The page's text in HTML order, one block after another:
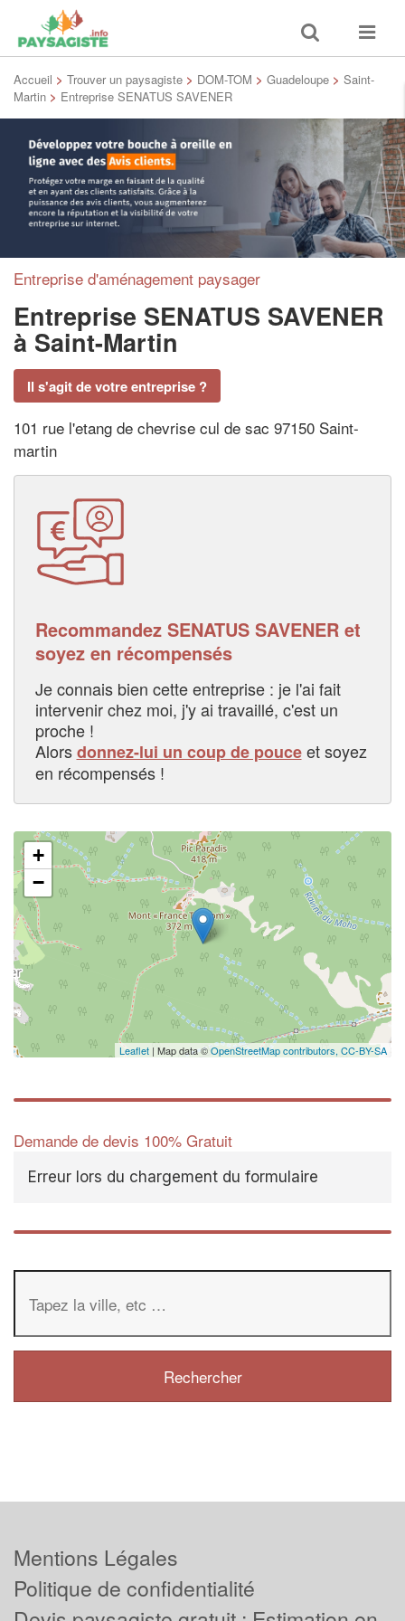
Toggle
search
Toggle
Accueil > Trouver un paysagiste > DOM-TOM > Guadeloupe > Saint-
Martin > Entreprise SENATUS SAVENER
Entreprise d'aménagement paysager
Entreprise SENATUS SAVENER
à Saint-Martin
Il s'agit de votre entreprise ?
101 rue l'etang de chevrise cul de sac 97150 Saint-
martin
Recommandez SENATUS SAVENER et
soyez en récompensés
Je connais bien cette entreprise : je l'ai fait
intervenir chez moi, j'y ai travaillé, c'est un
proche !
Alorsdonnez-lui un coup de pouceet soyez
en récompensés !
+
−
Leaflet | Map data ©OpenStreetMap contributors, CC-BY-SA
Demande de devis 100% Gratuit
Erreur lors du chargement du formulaire
✕
Mentions Légales
Politique de confidentialité